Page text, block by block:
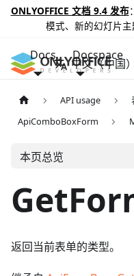
ONLYOFFICE 文档 9.4 发布
模式、新的幻灯片主
Docs Docspace
中文（中国）
API usage
ApiComboBoxForm
本页总览
返回当前表单的类型。